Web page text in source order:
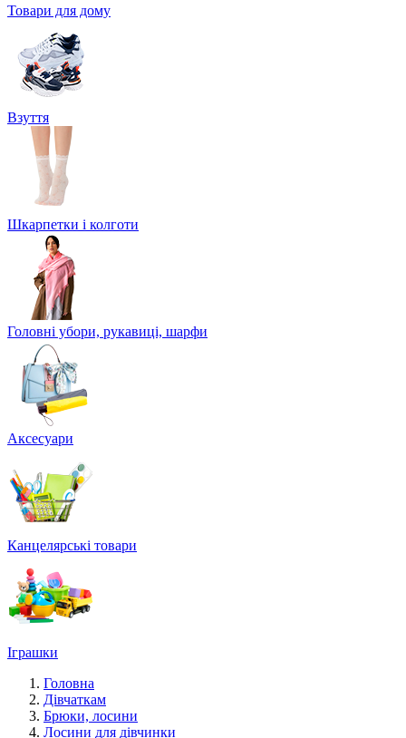
Товари для дому
Взуття
Шкарпетки і колготи
Головні убори, рукавиці, шарфи
Аксесуари
Канцелярські товари
Іграшки
Головна
Дівчаткам
Брюки, лосини
Лосини для дівчинки